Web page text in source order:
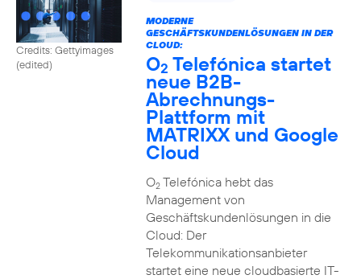
Credits: Gettyimages
(edited)
MODERNE
GESCHÄFTSKUNDENLÖSUNGEN IN DER
CLOUD:
O2 Telefónica startet
neue B2B-
Abrechnungs-
Plattform mit
MATRIXX und Google
Cloud
O2Telefónica hebt das
Management von
Geschäftskundenlösungen in die
Cloud: Der
Telekommunikationsanbieter
startet eine neue cloudbasierte IT-